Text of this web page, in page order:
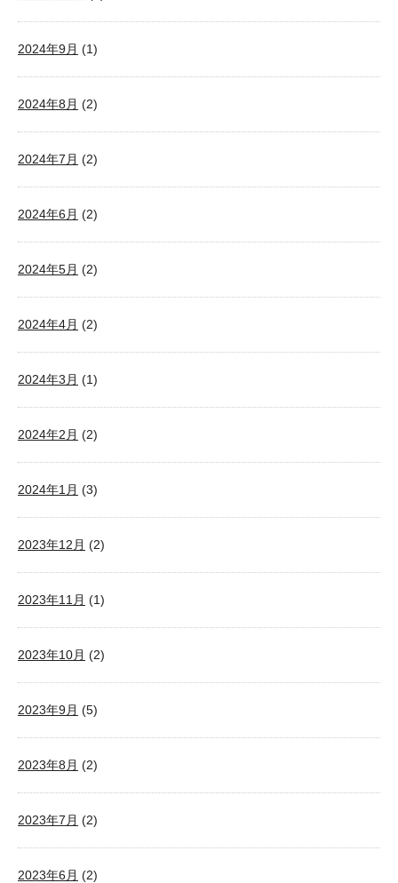
2024年9月 (1)
2024年8月 (2)
2024年7月 (2)
2024年6月 (2)
2024年5月 (2)
2024年4月 (2)
2024年3月 (1)
2024年2月 (2)
2024年1月 (3)
2023年12月 (2)
2023年11月 (1)
2023年10月 (2)
2023年9月 (5)
2023年8月 (2)
2023年7月 (2)
2023年6月 (2)